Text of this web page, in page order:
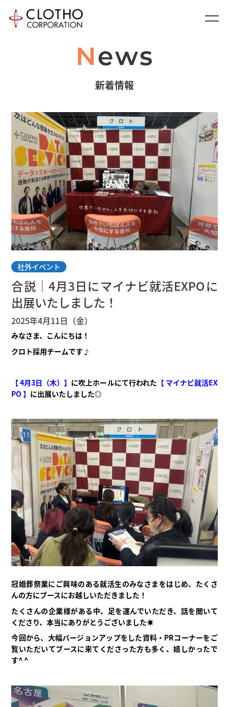
新着情報
news
社外イベント
合説｜4月3日にマイナビ就活EXPOに
出展いたしました！
2025年4月11日（金）
みなさま、こんにちは！
クロト採用チームです♪
【 4月3日（木）】 に吹上ホールにて行われた 【 マイナビ就活EX
PO 】 に出展いたしました◎
冠婚葬祭業にご興味のある就活生のみなさまをはじめ、たくさ
んの方にブースにお越しいただきました！
たくさんの企業様がある中、足を運んでいただき、話を聞いて
くださり、本当にありがとうございました☀
今回から、大幅バージョンアップをした資料・PRコーナーをご
覧いただいてブースに来てくださった方も多く、嬉しかったで
す^ ^